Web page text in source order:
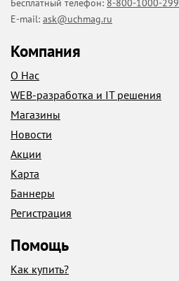
Бесплатный телефон: 8-800-1000-299
E-mail: ask@uchmag.ru
Компания
О Нас
WEB-разработка и IT решения
Магазины
Новости
Акции
Карта
Баннеры
Регистрация
Помощь
Как купить?